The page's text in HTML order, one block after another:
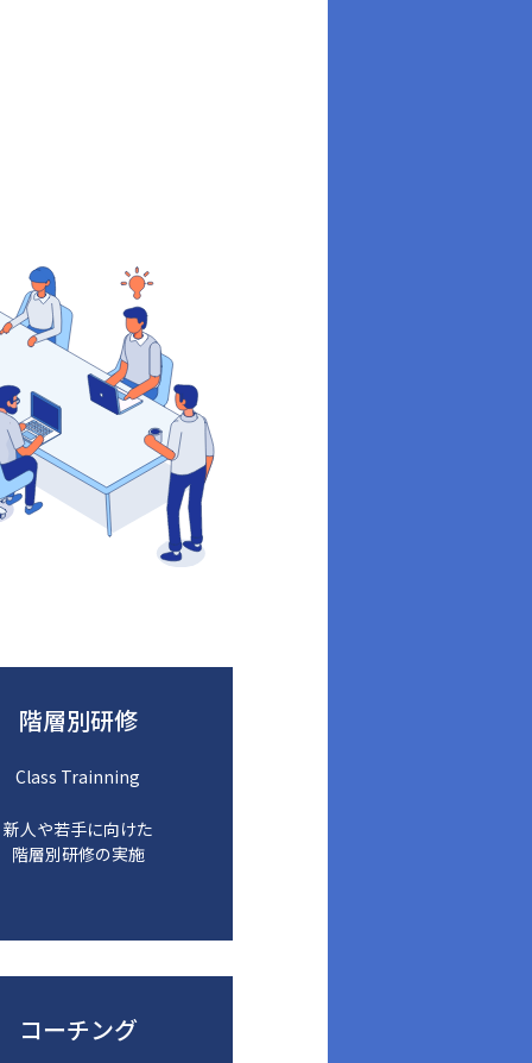
階層別研修
Class Trainning
新人や若手に向けた
階層別研修の実施
コーチング